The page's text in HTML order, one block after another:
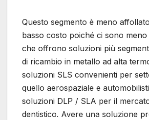
Questo segmento è meno
basso costo poiché ci sono
che offrono soluzioni più
di ricambio in metallo ad alta
soluzioni SLS convenienti per
quello aerospaziale e
soluzioni DLP / SLA per il
dentistico. Avere una soluzione